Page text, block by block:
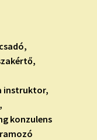
instruktor,
konzulens